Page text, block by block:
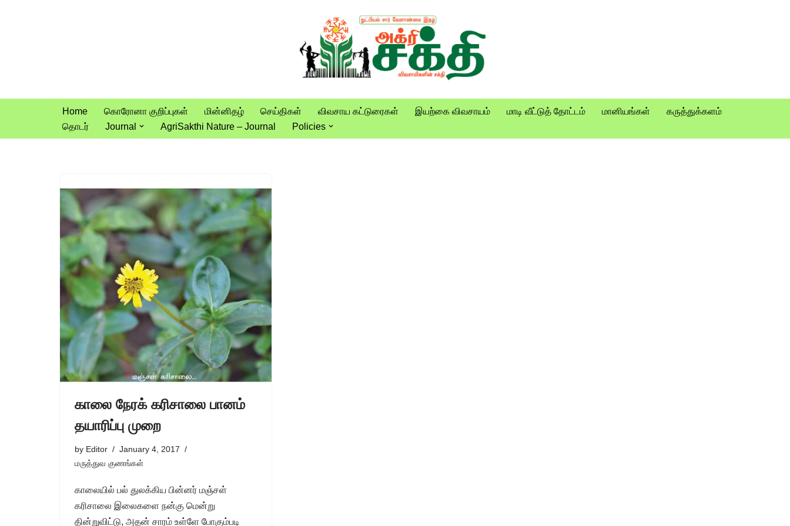
Home கொரோனா குறிப்புகள் மின்னிதழ் செய்திகள் விவசாய கட்டுரைகள் இயற்கை விவசாயம் மாடி வீட்டுத் தோட்டம் மானியங்கள்
கருத்துக்களம்
தொடர்
Journal AgriSakthi Nature – Journal Policies
காலை நேரக் கரிசாலை பானம்
தயாரிப்பு முறை
by Editor
January 4, 2017
மருத்துவ குணங்கள்
காலையில் பல் துலக்கிய பின்னர் மஞ்சள்
கரிசாலை இலைகளை நன்கு மென்று
தின்றுவிட்டு, அதன் சாரம் உள்ளே போகும்படி